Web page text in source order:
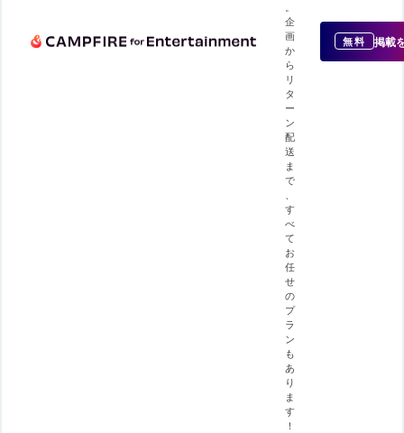
企
画
か
ら
リ
タ
ー
ン
配
送
ま
で
す
べ
て
お
任
せ
の
プ
ラ
ン
も
あ
り
ま
す
！
無料 掲載